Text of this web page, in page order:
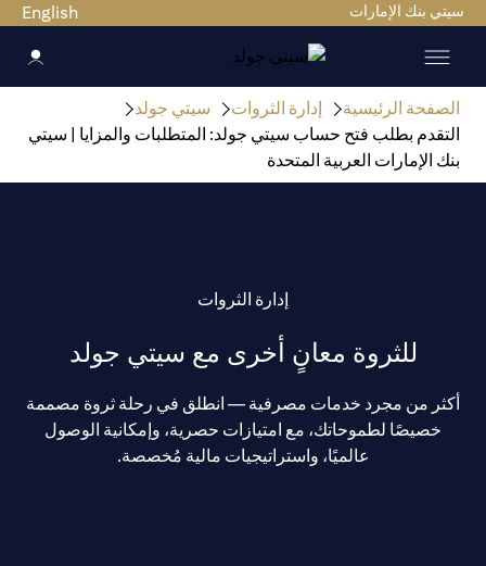
سيتي بنك الإمارات English
الصفحة الرئيسية إدارة الثروات
سيتي جولد
التقدم بطلب فتح حساب سيتي جولد: المتطلبات والمزايا | سيتي
بنك الإمارات العربية المتحدة
إدارة الثروات
للثروة معانٍ أخرى مع سيتي جولد
أكثر من مجرد خدمات مصرفية — انطلق في رحلة ثروة مصممة
خصيصًا لطموحاتك، مع امتيازات حصرية، وإمكانية الوصول
عالميًا، واستراتيجيات مالية مُخصصة.